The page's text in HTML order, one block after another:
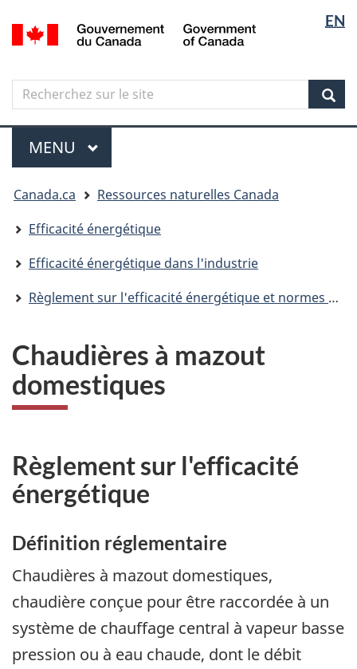
Aller
au
principal
Skip
to
government"
Passer
à
version
simplifiée
langue
EN
Canada
Search
Recherchez
sur
le
site
Menu
MENU PRINCIPAL
êtes
ici
Canada.ca
Ressources naturelles Canada
Efficacité énergétique
Efficacité énergétique dans l'industrie
Règlement sur l'efficacité énergétique et normes visant l'industrie
Chaudières à mazout
domestiques
Règlement sur l'efficacité
énergétique
Définition réglementaire
Chaudières à mazout domestiques,
chaudière conçue pour être raccordée à un
système de chauffage central à vapeur basse
pression ou à eau chaude, dont le débit